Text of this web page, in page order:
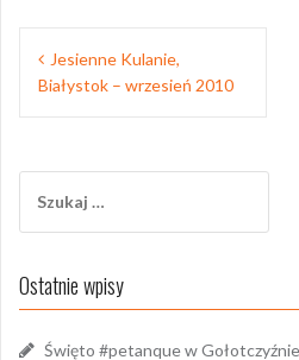
Nawigacja
wpisu
Jesienne Kulanie,
Białystok – wrzesień 2010
Ostatnie wpisy
Święto #petanque w